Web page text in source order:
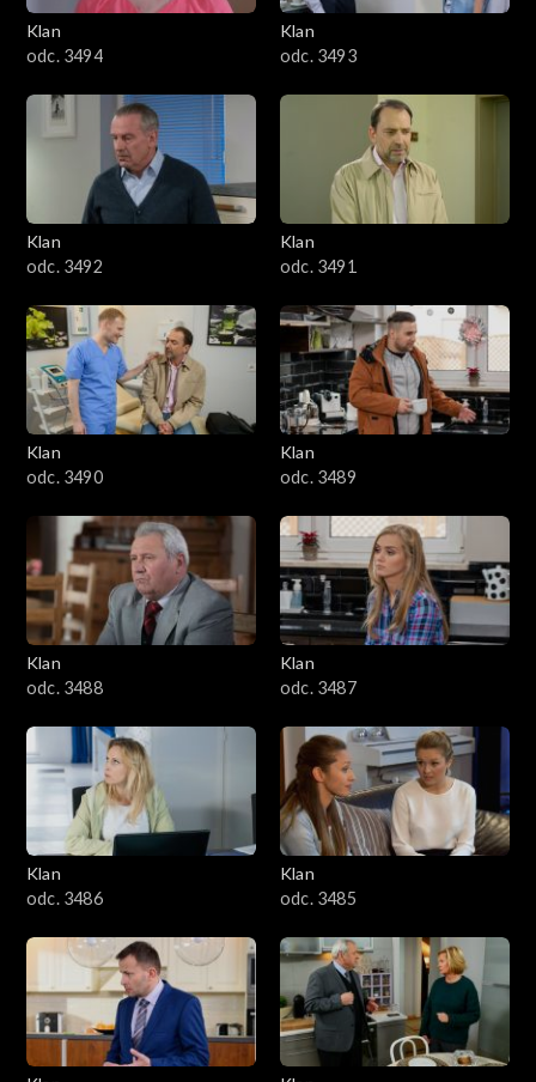
3401–3500
3201–3300
3101–3200
3001–3100
2901–3000
2801–2900
2701–2800
2501–2600
2401–2500
2301–2400
2201–2300
2101–2200
2001–2100
1901–2000
1801–1900
1701–1800
Klan
odc. 3494
Klan
odc. 3493
Klan
odc. 3492
Klan
odc. 3491
Klan
odc. 3490
Klan
odc. 3489
Klan
odc. 3488
Klan
odc. 3487
Klan
odc. 3486
Klan
odc. 3485